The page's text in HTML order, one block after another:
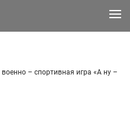
– спортивная игра «А ну –